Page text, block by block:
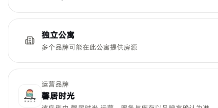
独立公寓
多个品牌可能在此公寓提供房源
运营品牌
馨居时光